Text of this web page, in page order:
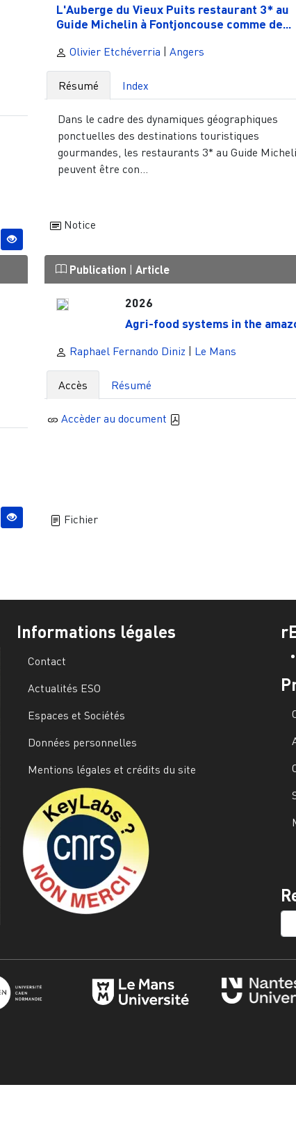
L'Auberge du Vieux Puits restaurant 3* au
Guide Michelin à Fontjoncouse comme de...
Olivier Etchéverria | Angers
Résumé Index
Dans le cadre des dynamiques géographiques
ponctuelles des destinations touristiques
gourmandes, les restaurants 3* au Guide
peuvent être con...
Notice
Publication | Article
2026
Agri-food systems in the
Raphael Fernando Diniz | Le Mans
Accès Résumé
Accèder au document
Fichier
Informations légales
Contact
Actualités ESO
Espaces et Sociétés
Données personnelles
Mentions légales et crédits du site